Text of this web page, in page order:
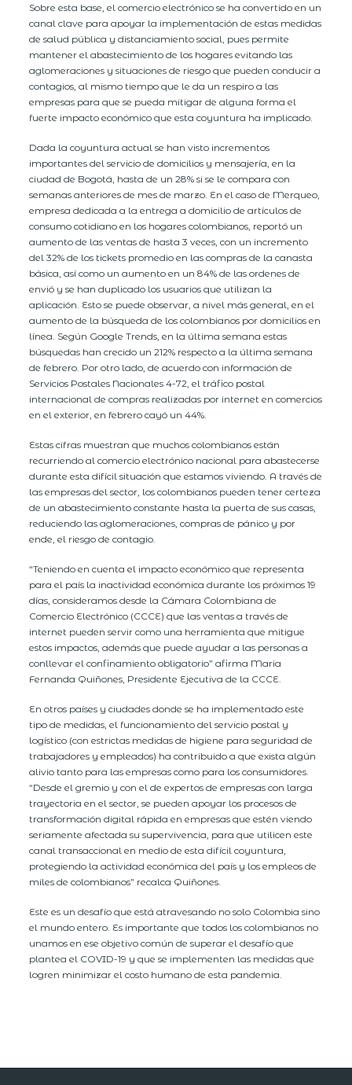
Sobre esta base, el comercio electrónico se ha convertido en un
canal clave para apoyar la implementación de estas medidas
de salud pública y distanciamiento social, pues permite
mantener el abastecimiento de los hogares evitando las
aglomeraciones y situaciones de riesgo que pueden conducir a
contagios, al mismo tiempo que le da un respiro a las
empresas para que se pueda mitigar de alguna forma el
fuerte impacto económico que esta coyuntura ha implicado.
Dada la coyuntura actual se han visto incrementos
importantes del servicio de domicilios y mensajería, en la
ciudad de Bogotá, hasta de un 28% si se le compara con
semanas anteriores de mes de marzo. En el caso de Merqueo,
empresa dedicada a la entrega a domicilio de artículos de
consumo cotidiano en los hogares colombianos, reportó un
aumento de las ventas de hasta 3 veces, con un incremento
del 32% de los tickets promedio en las compras de la canasta
básica, así como un aumento en un 84% de las ordenes de
envió y se han duplicado los usuarios que utilizan la
aplicación. Esto se puede observar, a nivel más general, en el
aumento de la búsqueda de los colombianos por domicilios en
línea. Según Google Trends, en la última semana estas
búsquedas han crecido un 212% respecto a la última semana
de febrero. Por otro lado, de acuerdo con información de
Servicios Postales Nacionales 4-72, el tráfico postal
internacional de compras realizadas por internet en comercios
en el exterior, en febrero cayó un 44%.
Estas cifras muestran que muchos colombianos están
recurriendo al comercio electrónico nacional para abastecerse
durante esta difícil situación que estamos viviendo. A través de
las empresas del sector, los colombianos pueden tener certeza
de un abastecimiento constante hasta la puerta de sus casas,
reduciendo las aglomeraciones, compras de pánico y por
ende, el riesgo de contagio.
“Teniendo en cuenta el impacto económico que representa
para el país la inactividad económica durante los próximos 19
días, consideramos desde la Cámara Colombiana de
Comercio Electrónico (CCCE) que las ventas a través de
internet pueden servir como una herramienta que mitigue
estos impactos, además que puede ayudar a las personas a
conllevar el confinamiento obligatorio” afirma Maria
Fernanda Quiñones, Presidente Ejecutiva de la CCCE.
En otros países y ciudades donde se ha implementado este
tipo de medidas, el funcionamiento del servicio postal y
logístico (con estrictas medidas de higiene para seguridad de
trabajadores y empleados) ha contribuido a que exista algún
alivio tanto para las empresas como para los consumidores.
“Desde el gremio y con el de expertos de empresas con larga
trayectoria en el sector, se pueden apoyar los procesos de
transformación digital rápida en empresas que estén viendo
seriamente afectada su supervivencia, para que utilicen este
canal transaccional en medio de esta difícil coyuntura,
protegiendo la actividad económica del país y los empleos de
miles de colombianos” recalca Quiñones.
Este es un desafío que está atravesando no solo Colombia sino
el mundo entero. Es importante que todos los colombianos no
unamos en ese objetivo común de superar el desafío que
plantea el COVID-19 y que se implementen las medidas que
logren minimizar el costo humano de esta pandemia.